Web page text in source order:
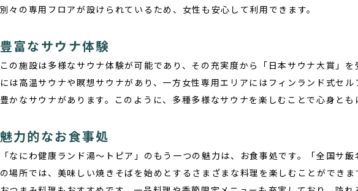
別々の専用フロアが設けられているため、女性も安心して利用できます。
豊富なサウナ体験
この施設は多様なサウナ体験が可能であり、その充実度から「日本サウナ大賞」
には高温サウナや瞑想サウナがあり、一方女性専用エリアにはフィンランド式セ
豊かなサウナがあります。このように、多種多様なサウナを楽しむことで心身とも
魅力的なお食事処
「なにわ健康ランド湯〜トピア」のもう一つの魅力は、お食事処です。「全国サ
の場所では、美味しい焼きそばを始めとするさまざまな料理を楽しむことができ